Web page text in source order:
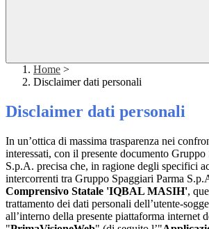
Home >
Disclaimer dati personali
Disclaimer dati personali
In un’ottica di massima trasparenza nei
interessati, con il presente documento Gruppo
S.p.A. precisa che, in ragione degli specifici
intercorrenti tra Gruppo Spaggiari Parma
Comprensivo Statale 'IQBAL MASIH',
trattamento dei dati personali dell’utente-
all’interno della presente piattaforma internet